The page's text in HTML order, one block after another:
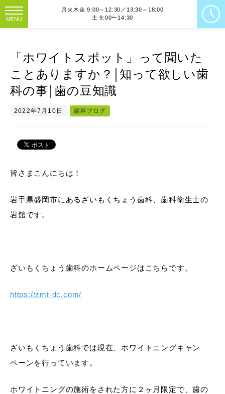
MENU
月火木金 9:00～12:30／13:30～18:00
土 9:00〜14:30
「ホワイトスポット」って聞いた
ことありますか？￨知って欲しい歯
科の事￨歯の豆知識
2022年7月10日 歯科ブログ
皆さまこんにちは！
岩手県盛岡市にあるざいもくちょう歯科、歯科衛生士の
岩舘です。
ざいもくちょう歯科のホームページはこちらです。
https://zmt-dc.com/
ざいもくちょう歯科では現在、ホワイトニングキャン
ペーンを行っています。
ホワイトニングの施術をされた方に２ヶ月限定で、歯の